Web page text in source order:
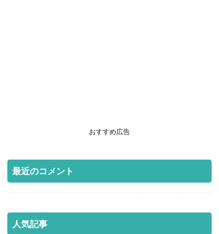
おすすめ広告
最近のコメント
人気記事